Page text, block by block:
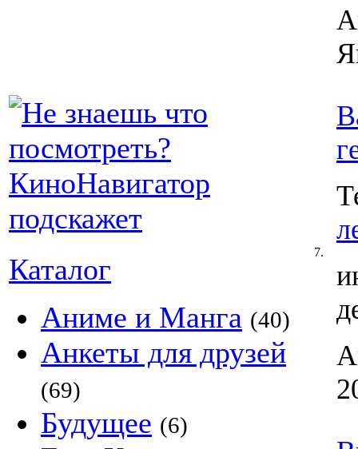
Каталог
Аниме и Манга (40)
Анкеты для друзей
(69)
Будущее (6)
7.